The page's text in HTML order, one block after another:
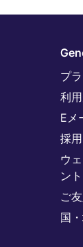
プ
利
Eメ
採
ウ
ント
ご
国